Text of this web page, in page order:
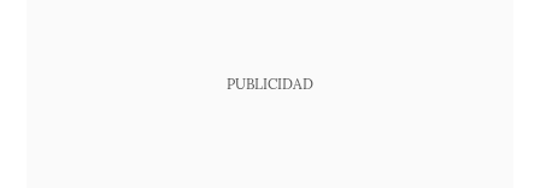
PUBLICIDAD